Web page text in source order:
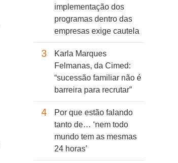
implementação dos
programas dentro das
empresas exige cautela
3
Karla Marques
Felmanas, da Cimed:
“sucessão familiar não é
barreira para recrutar”
4
Por que estão falando
tanto de… ‘nem todo
mundo tem as mesmas
24 horas’